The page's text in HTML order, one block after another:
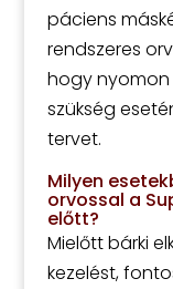
páciens
rendszeres
hogy nyomon
szükség
tervet.
Milyen
orvossal a
előtt?
Mielőtt bárki
kezelést,